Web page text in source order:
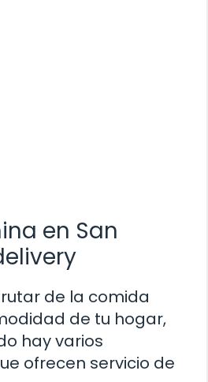
en San
de la comida
de tu hogar,
hay varios
ofrecen servicio de